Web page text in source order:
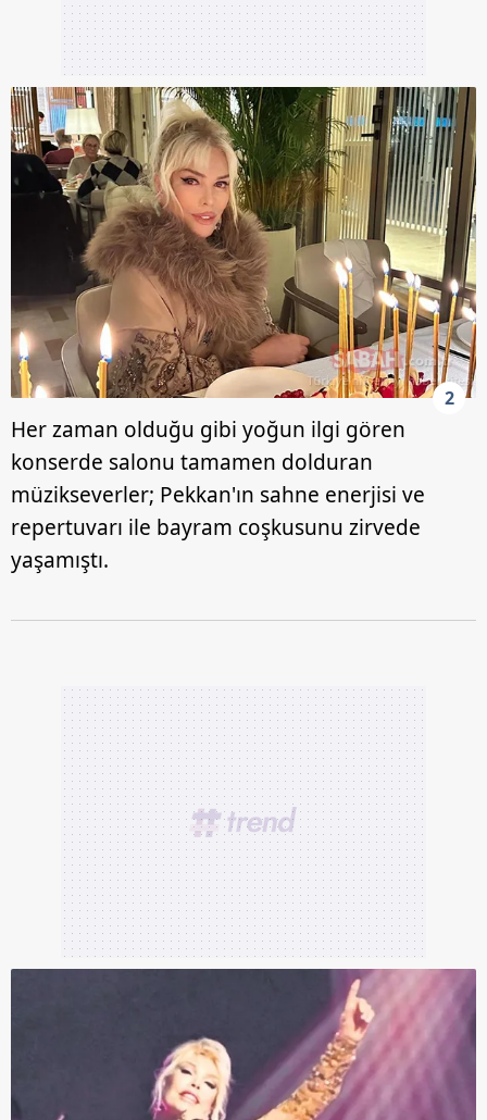
2
Her zaman olduğu gibi yoğun ilgi gören
konserde salonu tamamen dolduran
müzikseverler; Pekkan'ın sahne enerjisi ve
repertuvarı ile bayram coşkusunu zirvede
yaşamıştı.